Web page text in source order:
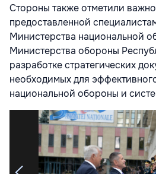
Стороны также отметили
предоставленной
Министерства национальной
Министерства обороны
разработке стратегических
необходимых для
национальной обороны и